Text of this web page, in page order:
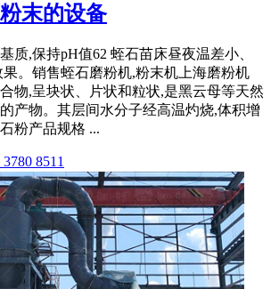
末的设备
质,保持pH值62 蛭石苗床昼夜温差小、
。销售蛭石磨粉机,粉末机上海磨粉机
物,呈块状、片状和粒状,是黑云母等天然
产物。其层间水分子经高温灼烧,体积增
粉产品规格 ...
8511